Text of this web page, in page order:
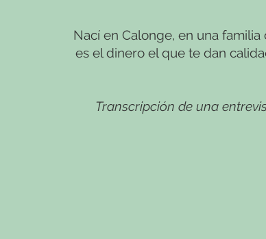
Nací en Calonge, en una
es el dinero el que te dan
Transcripción de una